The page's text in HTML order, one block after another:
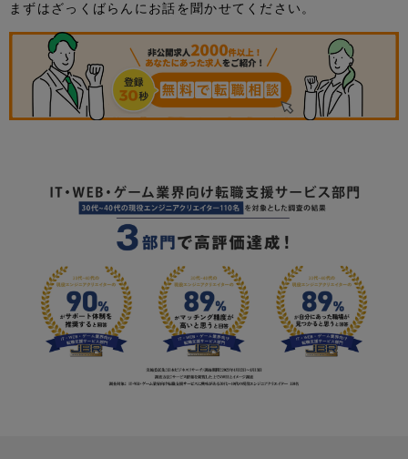
まずはざっくばらんにお話を聞かせてください。